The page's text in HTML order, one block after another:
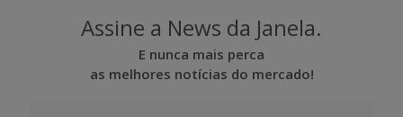
Assine a News da Janela.
E nunca mais perca
as melhores notícias do mercado!